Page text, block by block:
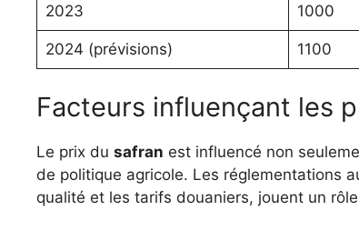
2023 1000
2024 (prévisions) 1100
Facteurs influençant les
Le prix du safran est influencé non
de politique agricole. Les réglementations
qualité et les tarifs douaniers, jouent un